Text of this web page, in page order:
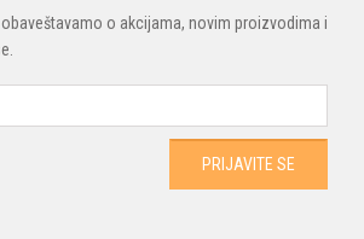
o akcijama, novim proizvodima i